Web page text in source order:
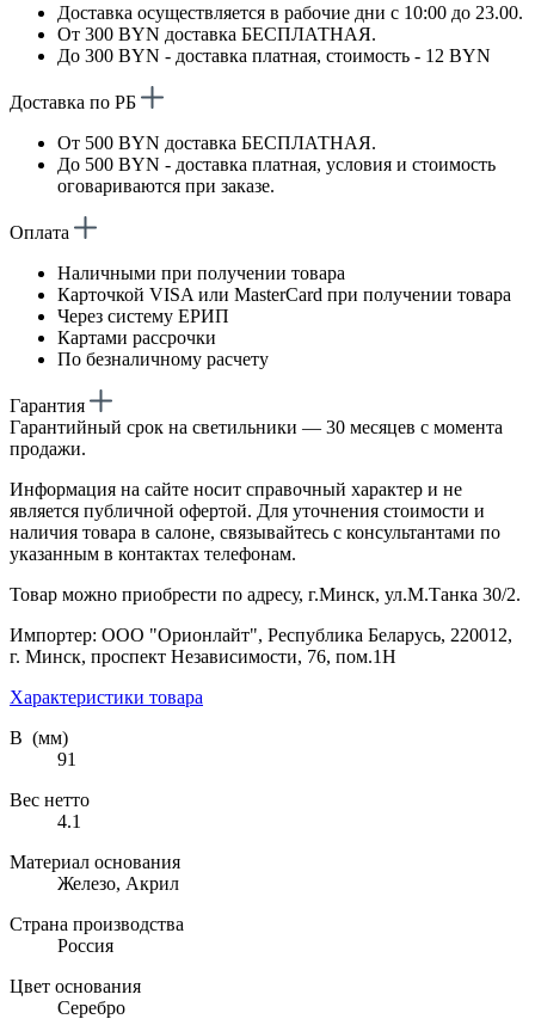
Доставка осуществляется в рабочие дни с 10:00 до 23.00.
От 300 BYN доставка БЕСПЛАТНАЯ.
До 300 BYN - доставка платная, стоимость - 12 BYN
Доставка по РБ
От 500 BYN доставка БЕСПЛАТНАЯ.
До 500 BYN - доставка платная, условия и стоимость
оговариваются при заказе.
Оплата
Наличными при получении товара
Карточкой VISA или MasterCard при получении товара
Через систему ЕРИП
Картами рассрочки
По безналичному расчету
Гарантия
Гарантийный срок на светильники — 30 месяцев с момента
продажи.
Информация на сайте носит справочный характер и не
является публичной офертой. Для уточнения стоимости и
наличия товара в салоне, связывайтесь с консультантами по
указанным в контактах телефонам.
Товар можно приобрести по адресу, г.Минск, ул.М.Танка 30/2.
Импортер: ООО "Орионлайт", Республика Беларусь, 220012,
г. Минск, проспект Независимости, 76, пом.1Н
Характеристики товара
В (мм)
91
Вес нетто
4.1
Материал основания
Железо, Акрил
Страна производства
Россия
Цвет основания
Серебро